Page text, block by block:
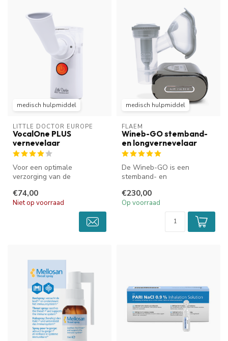
medisch hulpmiddel
LITTLE DOCTOR EUROPE
VocalOne PLUS
vernevelaar
Voor een optimale
verzorging van de
professionals de stemb...
€74,00
Niet op voorraad
medisch hulpmiddel
FLAEM
Wineb-GO stemband-
en longvernevelaar
De Wineb-GO is een
stemband- en
voor onderhoud en herst...
€230,00
Op voorraad